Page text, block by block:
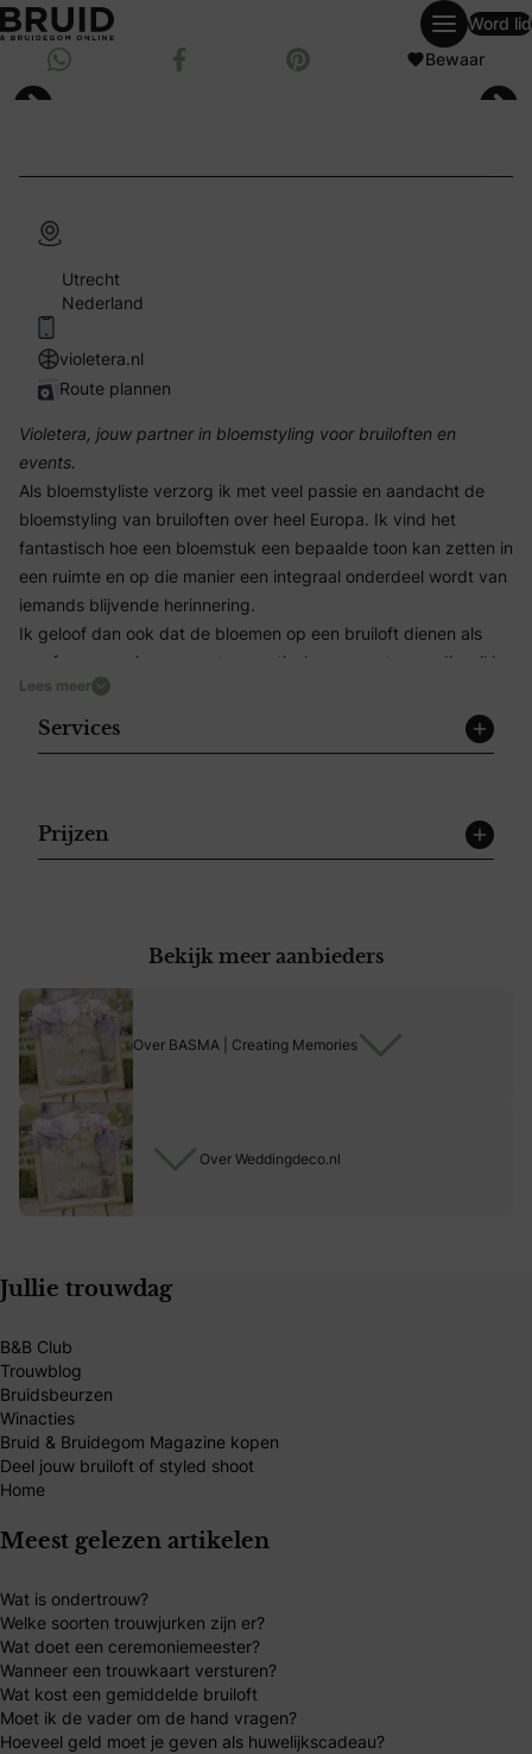
weddingpagesingle
Word lid
Deel via WhatsappDeel op FacebookBewaar op Pinterest
Bewaar
Utrecht
Nederland
violetera.nl
Route plannen
Violetera, jouw partner in bloemstyling voor bruiloften en
events.
Als bloemstyliste verzorg ik met veel passie en aandacht de
bloemstyling van bruiloften over heel Europa. Ik vind het
fantastisch hoe een bloemstuk een bepaalde toon kan zetten in
een ruimte en op die manier een integraal onderdeel wordt van
iemands blijvende herinnering.
Ik geloof dan ook dat de bloemen op een bruiloft dienen als
een frame van jouw meest romantische momenten en die wil je
natuurlijk precies naar jouw eigen smaak en visie hebben.
En daarom is het mijn doel om jouw verhaal te vertalen in
bloemen. Benieuwd naar de mogelijkheden voor een op maat
Ik vertel je er graag meer over.
Lees meer
Services
Prijzen
Bekijk meer aanbieders
Over Weddingdeco.nl
Over BASMA | Creating Memories
Jullie trouwdag
B&B Club
Trouwblog
Bruidsbeurzen
Winacties
Bruid & Bruidegom Magazine kopen
Deel jouw bruiloft of styled shoot
Home
Meest gelezen artikelen
Wat is ondertrouw?
Welke soorten trouwjurken zijn er?
Wat doet een ceremoniemeester?
Wanneer een trouwkaart versturen?
Wat kost een gemiddelde bruiloft
Moet ik de vader om de hand vragen?
Hoeveel geld moet je geven als huwelijkscadeau?